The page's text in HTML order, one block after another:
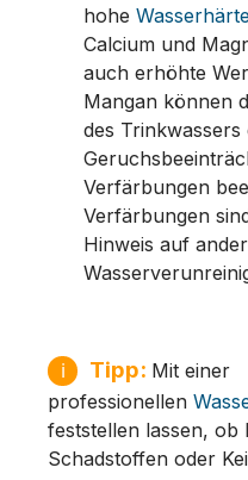
hohe
Calcium und
auch erhöhte
Mangan können
des
Verfärbungen
Verfärbungen
Hinweis auf
ℹ Tipp: Mit einer
professionellen
feststellen lassen, ob
Schadstoffen oder